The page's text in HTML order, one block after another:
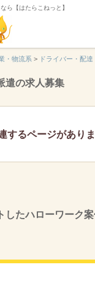
ら【はたらこねっと】
・物流系 > ドライバー・配達
の求人募集
するページがあり
したハローワーク